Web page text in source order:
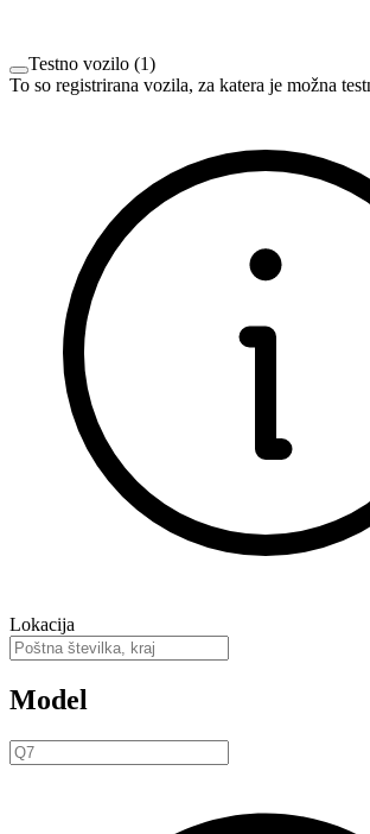
Testno vozilo (1)
To so registrirana vozila, za katera je možna
Lokacija
Model